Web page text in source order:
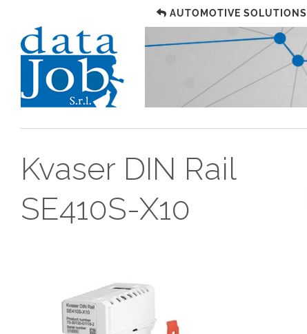
AUTOMOTIVE SOLUTIONS
Kvaser DIN Rail
SE410S-X10